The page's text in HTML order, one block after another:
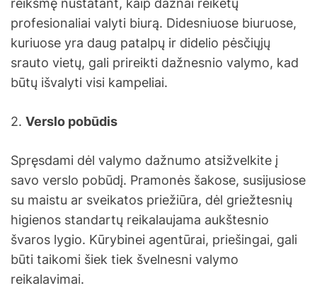
reikšmę nustatant, kaip dažnai reikėtų
profesionaliai valyti biurą. Didesniuose biuruose,
kuriuose yra daug patalpų ir didelio pėsčiųjų
srauto vietų, gali prireikti dažnesnio valymo, kad
būtų išvalyti visi kampeliai.
2. Verslo pobūdis
Spręsdami dėl valymo dažnumo atsižvelkite į
savo verslo pobūdį. Pramonės šakose, susijusiose
su maistu ar sveikatos priežiūra, dėl griežtesnių
higienos standartų reikalaujama aukštesnio
švaros lygio. Kūrybinei agentūrai, priešingai, gali
būti taikomi šiek tiek švelnesni valymo
reikalavimai.